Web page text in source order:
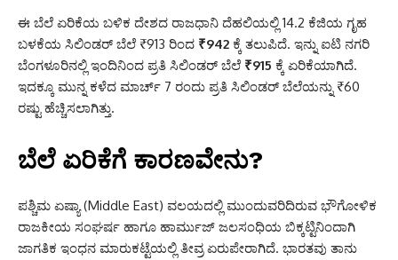
ಈ ಬೆಲೆ ಏರಿಕೆಯ ಬಳಿಕ ದೇಶದ ರಾಜಧಾನಿ ದೆಹಲಿಯಲ್ಲಿ 14.2 ಕೆಜಿಯ ಗೃಹ
ಬಳಕೆಯ ಸಿಲಿಂಡರ್ ಬೆಲೆ ₹913 ರಿಂದ ₹942 ಕ್ಕೆ ತಲುಪಿದೆ. ಇನ್ನು ಐಟಿ ನಗರಿ
ಬೆಂಗಳೂರಿನಲ್ಲಿ ಇಂದಿನಿಂದ ಪ್ರತಿ ಸಿಲಿಂಡರ್ ಬೆಲೆ ₹915 ಕ್ಕೆ ಏರಿಕೆಯಾಗಿದೆ.
ಇದಕ್ಕೂ ಮುನ್ನ ಕಳೆದ ಮಾರ್ಚ್ 7 ರಂದು ಪ್ರತಿ ಸಿಲಿಂಡರ್ ಬೆಲೆಯನ್ನು ₹60
ರಷ್ಟು ಹೆಚ್ಚಿಸಲಾಗಿತ್ತು.
ಬೆಲೆ ಏರಿಕೆಗೆ ಕಾರಣವೇನು?
ಪಶ್ಚಿಮ ಏಷ್ಯಾ (Middle East) ವಲಯದಲ್ಲಿ ಮುಂದುವರಿದಿರುವ ಭೌಗೋಳಿಕ
ರಾಜಕೀಯ ಸಂಘರ್ಷ ಹಾಗೂ ಹಾರ್ಮುಜ್ ಜಲಸಂಧಿಯ ಬಿಕ್ಕಟ್ಟಿನಿಂದಾಗಿ
ಜಾಗತಿಕ ಇಂಧನ ಮಾರುಕಟ್ಟೆಯಲ್ಲಿ ತೀವ್ರ ಏರುಪೇರಾಗಿದೆ. ಭಾರತವು ತಾನು